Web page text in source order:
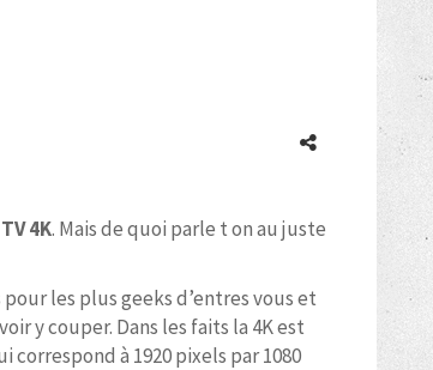
TV 4K. Mais de quoi parle t on au juste
les plus geeks d’entres vous et
y couper. Dans les faits la 4K est
à 1920 pixels par 1080